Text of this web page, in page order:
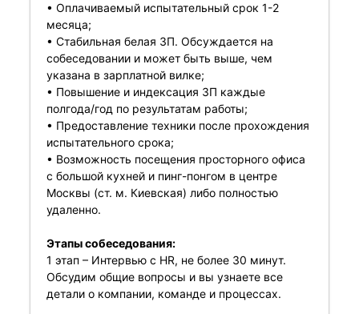
• Оплачиваемый испытательный срок 1-2
месяца;
• Стабильная белая ЗП. Обсуждается на
собеседовании и может быть выше, чем
указана в зарплатной вилке;
• Повышение и индексация ЗП каждые
полгода/год по результатам работы;
• Предоставление техники после прохождения
испытательного срока;
• Возможность посещения просторного офиса
с большой кухней и пинг-понгом в центре
Москвы (ст. м. Киевская) либо полностью
удаленно.
Этапы собеседования:
1 этап – Интервью с HR, не более 30 минут.
Обсудим общие вопросы и вы узнаете все
детали о компании, команде и процессах.